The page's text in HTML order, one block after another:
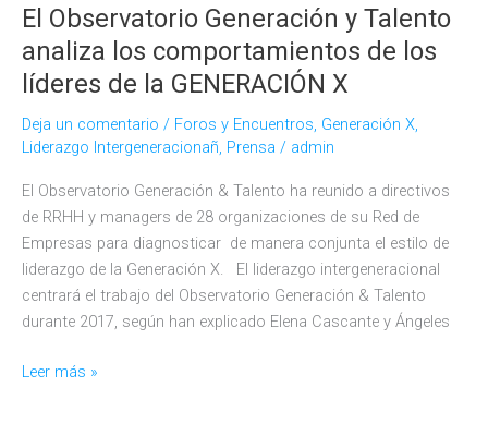
con
de
empresas
y
managers
El Observatorio Generación y Talento
analiza los comportamientos de los
líderes de la GENERACIÓN X
Deja un comentario / Foros y Encuentros Generación X
Liderazgo Intergeneracionañ Prensa / admin
El Observatorio Generación & Talento ha reunido a directivos
de RRHH y managers de 28 organizaciones de su Red de
Empresas para diagnosticar de manera conjunta el estilo de
liderazgo de la Generación X. El liderazgo intergeneracional
centrará el trabajo del Observatorio Generación & Talento
durante 2017, según han explicado Elena Cascante y Ángeles
El
Leer más »